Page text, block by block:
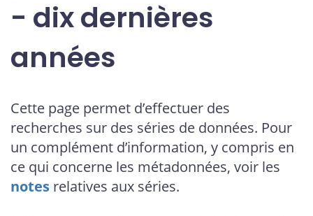
- dix dernières
années
Cette page permet d’effectuer des
recherches sur des séries de données. Pour
un complément d’information, y compris en
ce qui concerne les métadonnées, voir les
notes relatives aux séries.